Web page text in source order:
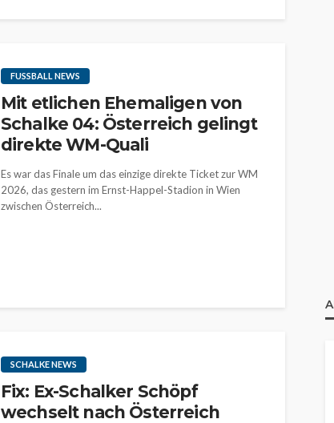
FUSSBALL NEWS
Mit etlichen Ehemaligen von
Schalke 04: Österreich gelingt
direkte WM-Quali
Es war das Finale um das einzige direkte Ticket zur WM
2026, das gestern im Ernst-Happel-Stadion in Wien
zwischen Österreich...
SCHALKE NEWS
Fix: Ex-Schalker Schöpf
wechselt nach Österreich